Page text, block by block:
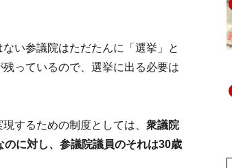
い参議院はただたんに「選挙」と
っているので、選挙に出る必要は
するための制度としては、 衆議院
に対し、参議院議員のそれは30歳